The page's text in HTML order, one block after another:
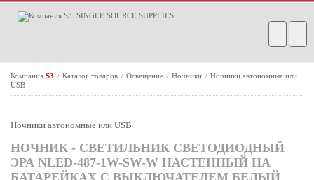
Компания S3 / Каталог товаров / Освещение / Ночники / Ночники автономные или
USB
Ночники автономные или USB
НОЧНИК - СВЕТИЛЬНИК СВЕТОДИОДНЫЙ
ЭРА NLED-487-1W-SW-W НАСТЕННЫЙ НА
БАТАРЕЙКАХ С ВЫКЛЮЧАТЕЛЕМ БЕЛЫЙ